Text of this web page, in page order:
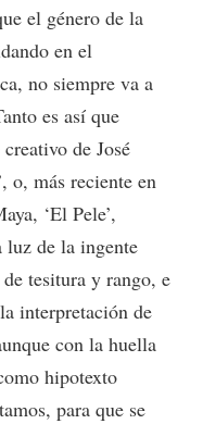
el género de la
en el
no siempre va a
es así que
de José
o, más reciente en
‘El Pele’,
luz de la ingente
tesitura y rango, e
interpretación de
con la huella
hipotexto
para que se